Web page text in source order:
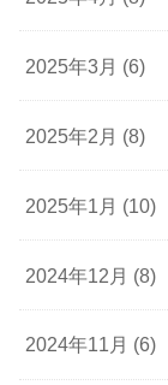
2025年3月 (6)
2025年2月 (8)
2025年1月 (10)
2024年12月 (8)
2024年11月 (6)